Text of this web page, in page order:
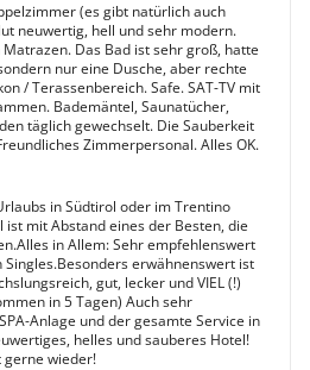
(es gibt natürlich auch
neuwertig, hell und sehr modern.
Das Bad ist sehr groß, hatte
nur eine Dusche, aber rechte
/ Terassenbereich. Safe. SAT-TV mit
Bademäntel, Saunatücher,
täglich gewechselt. Die Sauberkeit
Zimmerpersonal. Alles OK.
in Südtirol oder im Trentino
mit Abstand eines der Besten, die
in Allem: Sehr empfehlenswert
Singles.Besonders erwähnenswert ist
gut, lecker und VIEL (!)
in 5 Tagen) Auch sehr
Anlage und der gesamte Service in
helles und sauberes Hotel!
gerne wieder!